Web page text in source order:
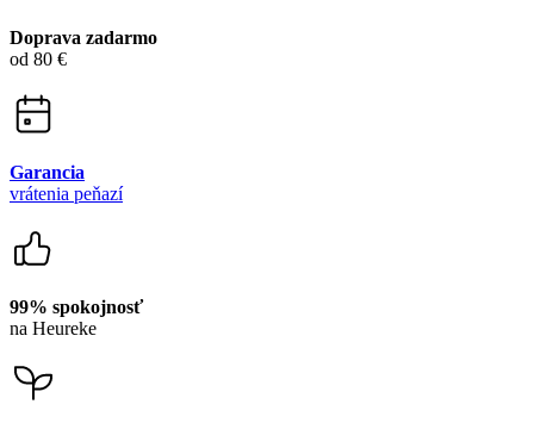
Doprava zadarmo
od 80 €
Garancia
vrátenia peňazí
99% spokojnosť
na Heureke